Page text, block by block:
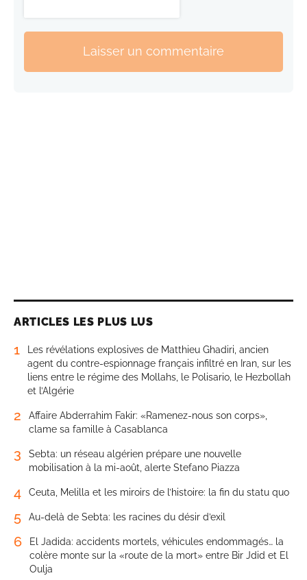
Laisser un commentaire
ARTICLES LES PLUS LUS
1
Les révélations explosives de Matthieu Ghadiri, ancien
agent du contre-espionnage français infiltré en Iran, sur les
liens entre le régime des Mollahs, le Polisario, le Hezbollah
et l’Algérie
2
Affaire Abderrahim Fakir: «Ramenez-nous son corps»,
clame sa famille à Casablanca
3
Sebta: un réseau algérien prépare une nouvelle
mobilisation à la mi-août, alerte Stefano Piazza
4 Ceuta, Melilla et les miroirs de l’histoire: la fin du statu quo
5 Au-delà de Sebta: les racines du désir d’exil
6
El Jadida: accidents mortels, véhicules endommagés… la
colère monte sur la «route de la mort» entre Bir Jdid et El
Oulja